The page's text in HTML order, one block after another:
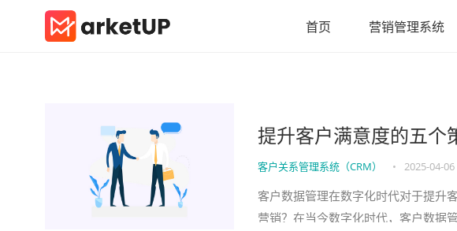
首页 营销管理系统
提升客户满意度的五个
客户关系管理系统（CRM） • 2025-04-
客户数据管理在数字化时代对于提升
营销？在当今数字化时代，客户数据